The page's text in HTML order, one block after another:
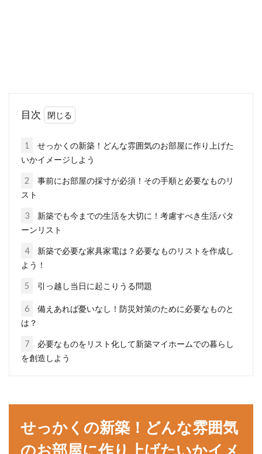
住所や部屋番号の書き方
ょうか。...
転勤などで、住んでいたアパートを退去する場
ご存知ですか...
アパートでは防音対策が大切！特に
目次
1
せっかくの新築！どんな雰囲気のお部屋に作り上げた
いかイメージしよう
2
事前にお部屋の採寸が必須！その手順と必要なものリ
スト
3
新築でも今までの生活を大切に！考慮すべき生活パタ
ーンリスト
4
新築で必要な家具家電は？必要なものリストを作成し
よう！
5 引っ越し当日に起こりうる問題
6
備えあれば憂いなし！防災対策のために必要なものと
は？
7
必要なものをリスト化して新築マイホームでの暮らし
を創造しよう
せっかくの新築！どんな雰囲気
のお部屋に作り上げたいかイメ